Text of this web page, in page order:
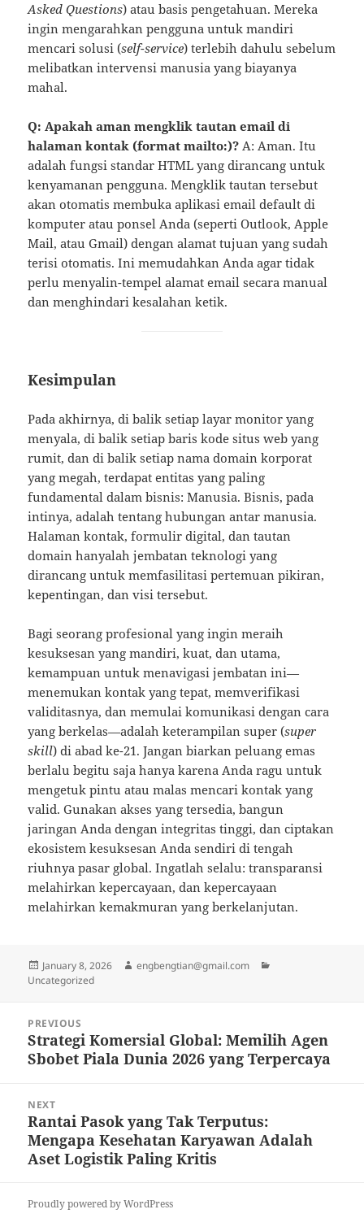
Asked Questions) atau basis pengetahuan. Mereka
ingin mengarahkan pengguna untuk mandiri
mencari solusi (self-service) terlebih dahulu sebelum
melibatkan intervensi manusia yang biayanya
mahal.
Q: Apakah aman mengklik tautan email di
halaman kontak (format mailto:)? A: Aman. Itu
adalah fungsi standar HTML yang dirancang untuk
kenyamanan pengguna. Mengklik tautan tersebut
akan otomatis membuka aplikasi email default di
komputer atau ponsel Anda (seperti Outlook, Apple
Mail, atau Gmail) dengan alamat tujuan yang sudah
terisi otomatis. Ini memudahkan Anda agar tidak
perlu menyalin-tempel alamat email secara manual
dan menghindari kesalahan ketik.
Kesimpulan
Pada akhirnya, di balik setiap layar monitor yang
menyala, di balik setiap baris kode situs web yang
rumit, dan di balik setiap nama domain korporat
yang megah, terdapat entitas yang paling
fundamental dalam bisnis: Manusia. Bisnis, pada
intinya, adalah tentang hubungan antar manusia.
Halaman kontak, formulir digital, dan tautan
domain hanyalah jembatan teknologi yang
dirancang untuk memfasilitasi pertemuan pikiran,
kepentingan, dan visi tersebut.
Bagi seorang profesional yang ingin meraih
kesuksesan yang mandiri, kuat, dan utama,
kemampuan untuk menavigasi jembatan ini—
menemukan kontak yang tepat, memverifikasi
validitasnya, dan memulai komunikasi dengan cara
yang berkelas—adalah keterampilan super (super
skill) di abad ke-21. Jangan biarkan peluang emas
berlalu begitu saja hanya karena Anda ragu untuk
mengetuk pintu atau malas mencari kontak yang
valid. Gunakan akses yang tersedia, bangun
jaringan Anda dengan integritas tinggi, dan ciptakan
ekosistem kesuksesan Anda sendiri di tengah
riuhnya pasar global. Ingatlah selalu: transparansi
melahirkan kepercayaan, dan kepercayaan
melahirkan kemakmuran yang berkelanjutan.
Posted
on
January 8, 2026 Author
engbengtian@gmail.com
Uncategorized
navigation
PREVIOUS
Previous
post:
Strategi Komersial Global: Memilih Agen
Sbobet Piala Dunia 2026 yang Terpercaya
NEXT
Next
post:
Rantai Pasok yang Tak Terputus:
Mengapa Kesehatan Karyawan Adalah
Aset Logistik Paling Kritis
Proudly powered by WordPress